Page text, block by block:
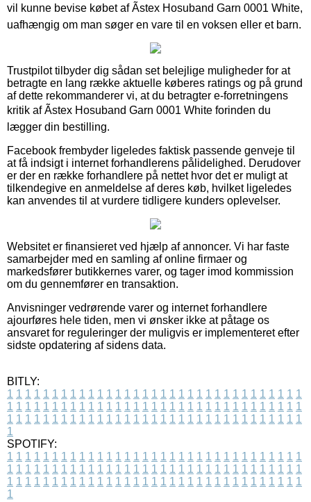
vil kunne bevise købet af Ãstex Hosuband Garn 0001 White,
uafhængig om man søger en vare til en voksen eller et barn.
Trustpilot tilbyder dig sådan set belejlige muligheder for at
betragte en lang række aktuelle køberes ratings og på grund
af dette rekommanderer vi, at du betragter e-forretningens
kritik af Ãstex Hosuband Garn 0001 White forinden du
lægger din bestilling.
Facebook frembyder ligeledes faktisk passende genveje til
at få indsigt i internet forhandlerens pålidelighed. Derudover
er der en række forhandlere på nettet hvor det er muligt at
tilkendegive en anmeldelse af deres køb, hvilket ligeledes
kan anvendes til at vurdere tidligere kunders oplevelser.
Websitet er finansieret ved hjælp af annoncer. Vi har faste
samarbejder med en samling af online firmaer og
markedsfører butikkernes varer, og tager imod kommission
om du gennemfører en transaktion.
Anvisninger vedrørende varer og internet forhandlere
ajourføres hele tiden, men vi ønsker ikke at påtage os
ansvaret for reguleringer der muligvis er implementeret efter
sidste opdatering af sidens data.
BITLY:
1 1 1 1 1 1 1 1 1 1 1 1 1 1 1 1 1 1 1 1 1 1 1 1 1 1 1 1 1 1 1 1 1
1 1 1 1 1 1 1 1 1 1 1 1 1 1 1 1 1 1 1 1 1 1 1 1 1 1 1 1 1 1 1 1 1
1 1 1 1 1 1 1 1 1 1 1 1 1 1 1 1 1 1 1 1 1 1 1 1 1 1 1 1 1 1 1 1 1
1
SPOTIFY:
1 1 1 1 1 1 1 1 1 1 1 1 1 1 1 1 1 1 1 1 1 1 1 1 1 1 1 1 1 1 1 1 1
1 1 1 1 1 1 1 1 1 1 1 1 1 1 1 1 1 1 1 1 1 1 1 1 1 1 1 1 1 1 1 1 1
1 1 1 1 1 1 1 1 1 1 1 1 1 1 1 1 1 1 1 1 1 1 1 1 1 1 1 1 1 1 1 1 1
1